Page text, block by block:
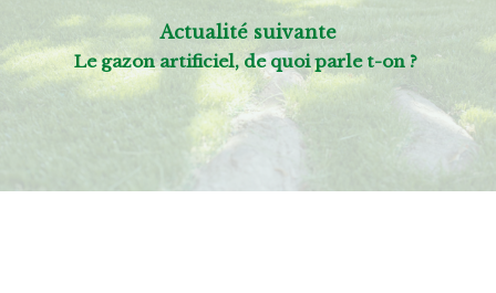
Actualité suivante
Le gazon artificiel, de quoi parle t-on ?